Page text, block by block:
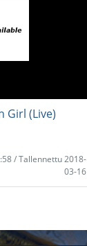
Girl (Live)
/ Tallennettu 2018-
03-16